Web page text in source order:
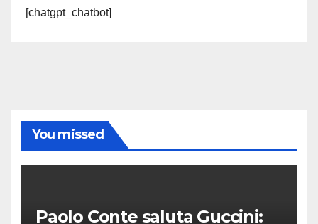
[chatgpt_chatbot]
You missed
Paolo Conte saluta Guccini: